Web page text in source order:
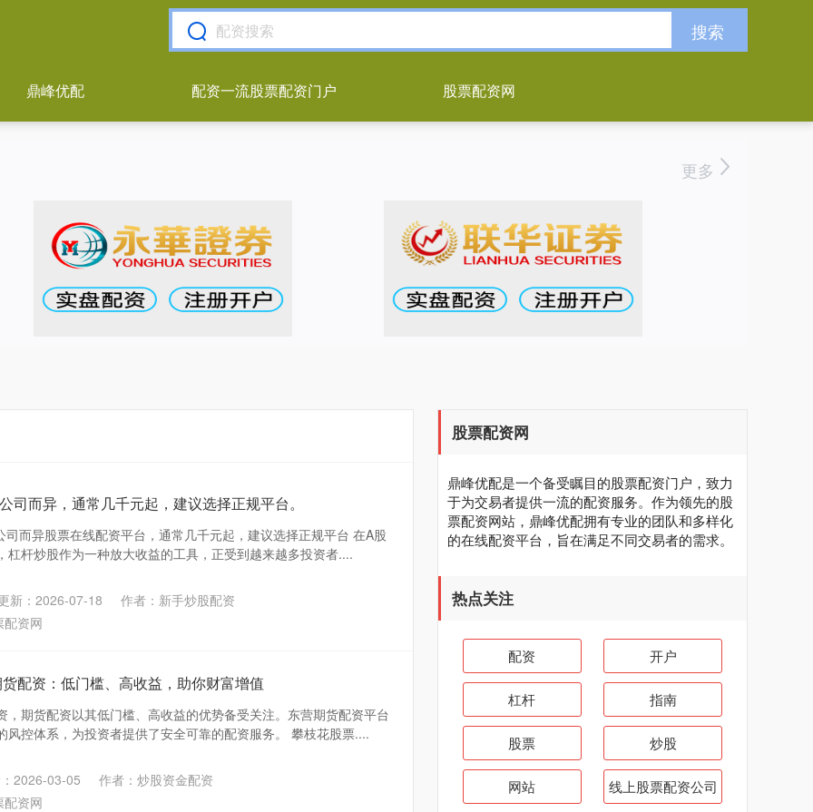
搜索
鼎峰优配 配资一流股票配资门户 股票配资网
更多
司而异，通常几千元起，建议选择正规平台。
而异股票在线配资平台，通常几千元起，建议选择正规平台 在A股
杠杆炒股作为一种放大收益的工具，正受到越来越多投资者....
新：2026-07-18
作者：新手炒股配资
配资网
配资：低门槛、高收益，助你财富增值
，期货配资以其低门槛、高收益的优势备受关注。东营期货配资平台
风控体系，为投资者提供了安全可靠的配资服务。 攀枝花股票....
2026-03-05
作者：炒股资金配资
配资网
股票配资网
鼎峰优配是一个备受瞩目的股票配资门户，致力
于为交易者提供一流的配资服务。作为领先的股
票配资网站，鼎峰优配拥有专业的团队和多样化
的在线配资平台，旨在满足不同交易者的需求。
热点关注
配资 开户
杠杆 指南
股票 炒股
网站 线上股票配资公司